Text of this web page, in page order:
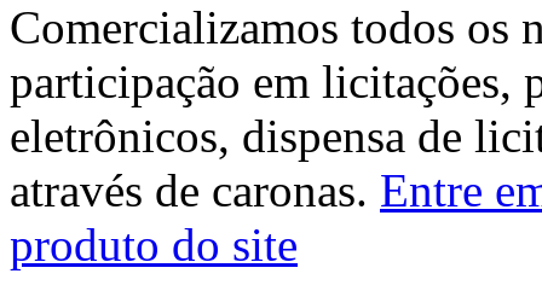
Comercializamos todos os
participação em licitações,
eletrônicos, dispensa de
através de caronas. Entre
produto do site